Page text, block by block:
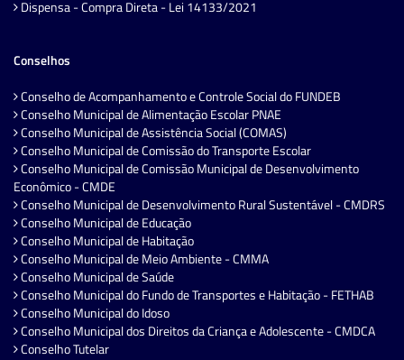
Dispensa - Compra Direta - Lei 14133/2021
Conselhos
Conselho de Acompanhamento e Controle Social do FUNDEB
Conselho Municipal de Alimentação Escolar PNAE
Conselho Municipal de Assistência Social (COMAS)
Conselho Municipal de Comissão do Transporte Escolar
Conselho Municipal de Comissão Municipal de Desenvolvimento
Econômico - CMDE
Conselho Municipal de Desenvolvimento Rural Sustentável - CMDRS
Conselho Municipal de Educação
Conselho Municipal de Habitação
Conselho Municipal de Meio Ambiente - CMMA
Conselho Municipal de Saúde
Conselho Municipal do Fundo de Transportes e Habitação - FETHAB
Conselho Municipal do Idoso
Conselho Municipal dos Direitos da Criança e Adolescente - CMDCA
Conselho Tutelar